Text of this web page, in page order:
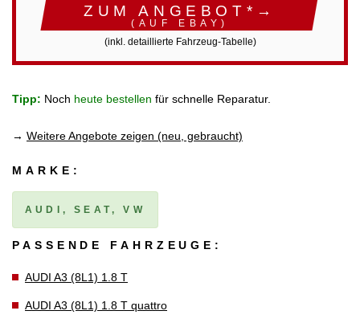
ZUM ANGEBOT*→
(AUF EBAY)
(inkl. detaillierte Fahrzeug-Tabelle)
Tipp: Noch heute bestellen für schnelle Reparatur.
→ Weitere Angebote zeigen (neu, gebraucht)
MARKE:
AUDI, SEAT, VW
PASSENDE FAHRZEUGE:
AUDI A3 (8L1) 1.8 T
AUDI A3 (8L1) 1.8 T quattro